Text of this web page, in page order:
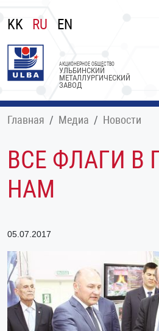
KK RU EN
УЛЬБИНСКИЙ
МЕТАЛЛУРГИЧЕСКИЙ
ЗАВОД
АКЦИОНЕРНОЕ ОБЩЕСТВО
Главная Медиа Новости
ВСЕ ФЛАГИ В
НАМ
05.07.2017